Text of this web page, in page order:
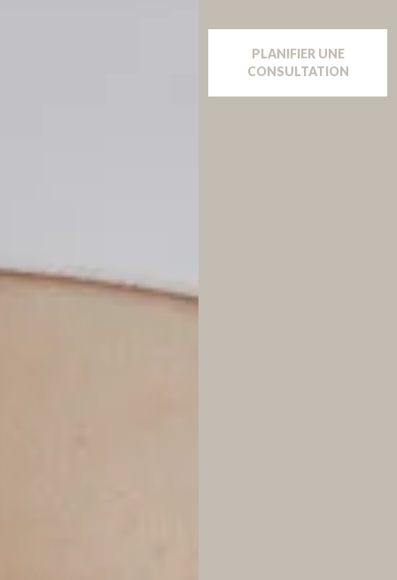
PLANIFIER UNE
CONSULTATION